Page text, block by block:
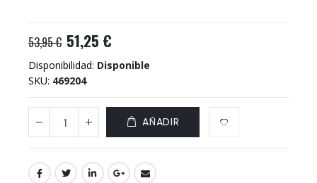
53,95 € 51,25 €
Disponibilidad: Disponible
SKU 469204
AÑADIR